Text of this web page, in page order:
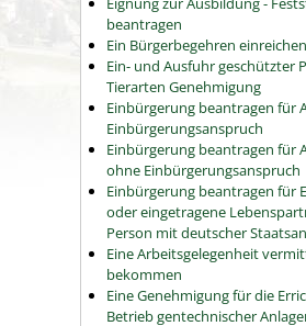
beantragen
Ein Bürgerbegehren einreichen
Ein- und Ausfuhr geschützter
Tierarten Genehmigung
Einbürgerung beantragen für
Einbürgerungsanspruch
Einbürgerung beantragen für
ohne Einbürgerungsanspruch
Einbürgerung beantragen für
oder eingetragene
Person mit deutscher
Eine Arbeitsgelegenheit
bekommen
Eine Genehmigung für die
Betrieb gentechnischer